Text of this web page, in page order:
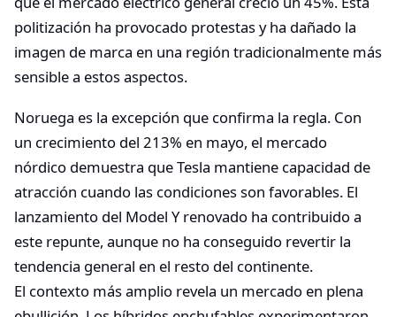
politización ha provocado protestas y ha dañado la
imagen de marca en una región tradicionalmente más
sensible a estos aspectos.
Noruega es la excepción que confirma la regla. Con
un crecimiento del 213% en mayo, el mercado
nórdico demuestra que Tesla mantiene capacidad de
atracción cuando las condiciones son favorables. El
lanzamiento del Model Y renovado ha contribuido a
este repunte, aunque no ha conseguido revertir la
tendencia general en el resto del continente.
El contexto más amplio revela un mercado en plena